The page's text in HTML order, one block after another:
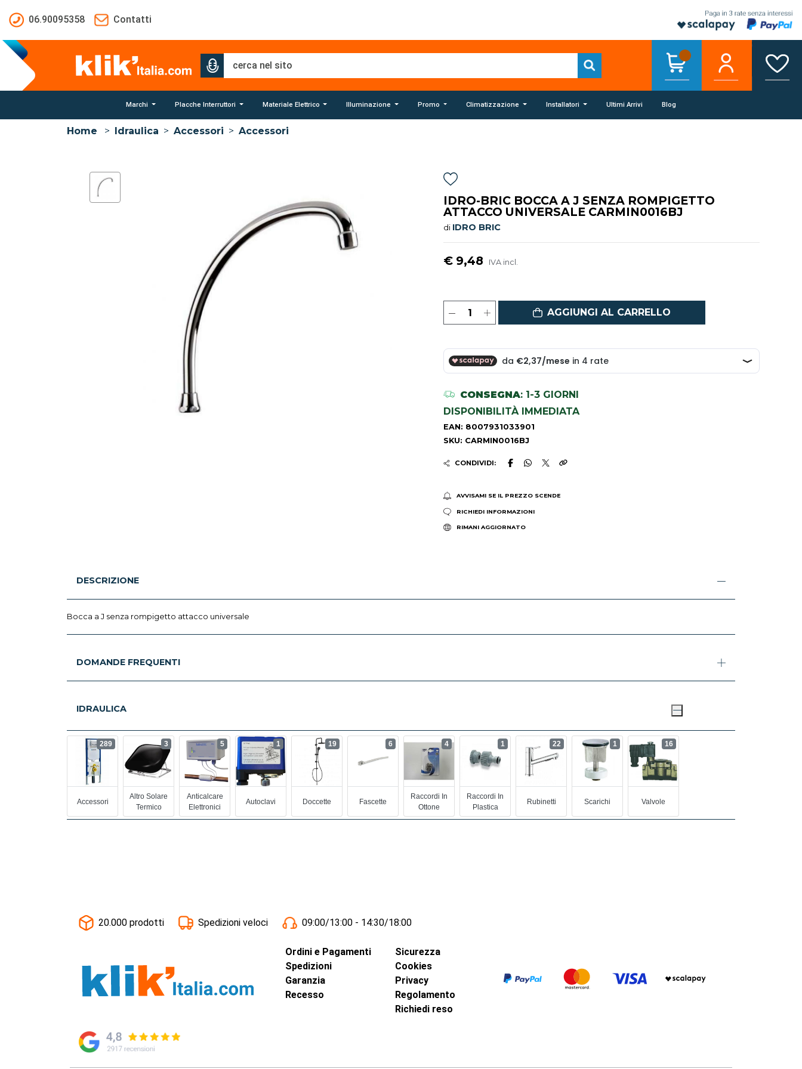
06.90095358
Contatti
Marchi Placche Interruttori Materiale Elettrico Illuminazione Promo Climatizzazione Installatori Ultimi Arrivi Blog
Home > Idraulica > Accessori > Accessori
IDRO-BRIC BOCCA A J SENZA ROMPIGETTO
ATTACCO UNIVERSALE CARMIN0016BJ
di IDRO BRIC
€ 9,48 IVA incl.
AGGIUNGI AL CARRELLO
CONSEGNA: 1-3 GIORNI
DISPONIBILITÀ IMMEDIATA
EAN: 8007931033901
SKU: CARMIN0016BJ
CONDIVIDI:
AVVISAMI SE IL PREZZO SCENDE
RICHIEDI INFORMAZIONI
RIMANI AGGIORNATO
DESCRIZIONE
Bocca a J senza rompigetto attacco universale
DOMANDE FREQUENTI
IDRAULICA
Accessori
289
Altro Solare
Termico
3
Anticalcare
Elettronici
5
Autoclavi
1
Doccette
19
Fascette
6
Raccordi In
Ottone
4
Raccordi In
Plastica
1
Rubinetti
22
Scarichi
1
Valvole
16
20.000 prodotti Spedizioni veloci 09:00/13:00 - 14:30/18:00
Ordini e Pagamenti
Spedizioni
Garanzia
Recesso
Sicurezza
Cookies
Privacy
Regolamento
Richiedi reso